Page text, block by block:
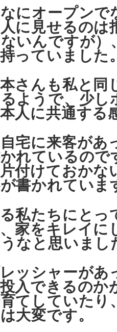
にオープンで
に見せるのは
いんですが）
っていました。
さんも私と
ようで、少
人に共通する
宅に来客があ
れているの
付けておか
書かれていま
私たちにと
家をキレイ
なと思いまし
ッシャーが
入できるのか
てしていた
大変です。